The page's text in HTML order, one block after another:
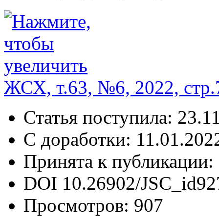
ЖСХ, т.63, №6, 2022,
Статья поступила:
С доработки:
Принята к публикации:
DOI 10.26902/
Просмотров: 907